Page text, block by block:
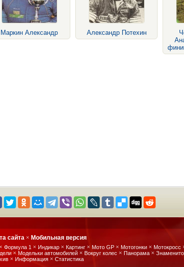
Маркин Александр Александр Потехин
сайта × Мобильная версия
× Формула 1 × Индикар × Картинг × Мото GP × Мотогонки × Мотокросс
× Модельки автомобилей × Вокруг колес × Панорама ×
× Информация × Статистика